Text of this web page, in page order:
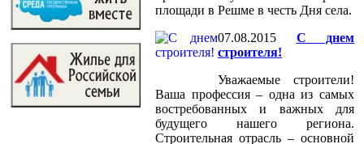
площади в Решме в честь Дня села.
07.08.2015
С днем
строителя!
Уважаемые строители!
Ваша профессия – одна из самых
востребованных и важных для
будущего нашего региона.
Строительная отрасль – основной